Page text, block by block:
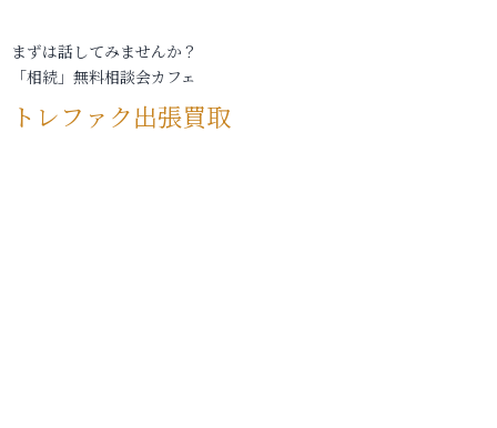
まずは話してみませんか？
「相続」無料相談会カフェ
トレファク出張買取